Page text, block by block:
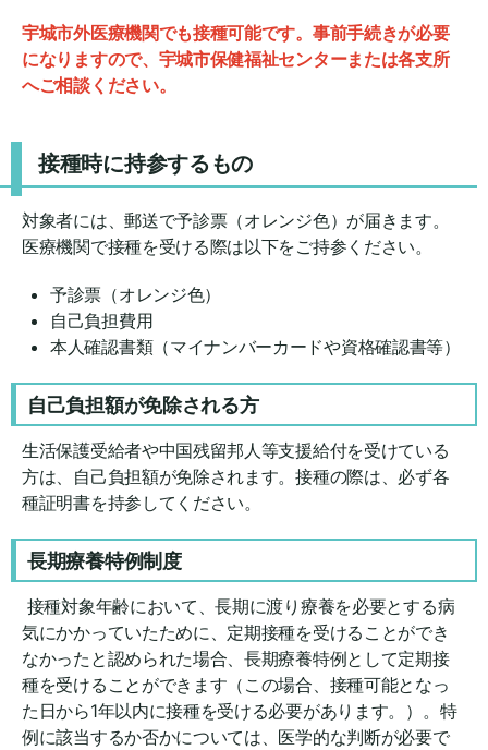
宇城市外医療機関でも接種可能です。事前手続きが必要
になりますので、宇城市保健福祉センターまたは各支所
へご相談ください。
接種時に持参するもの
対象者には、郵送で予診票（オレンジ色）が届きます。
医療機関で接種を受ける際は以下をご持参ください。
予診票（オレンジ色）
自己負担費用
本人確認書類（マイナンバーカードや資格確認書等）
自己負担額が免除される方
生活保護受給者や中国残留邦人等支援給付を受けている
方は、自己負担額が免除されます。接種の際は、必ず各
種証明書を持参してください。
長期療養特例制度
接種対象年齢において、長期に渡り療養を必要とする病
気にかかっていたために、定期接種を受けることができ
なかったと認められた場合、長期療養特例として定期接
種を受けることができます（この場合、接種可能となっ
た日から1年以内に接種を受ける必要があります。）。特
例に該当するか否かについては、医学的な判断が必要で